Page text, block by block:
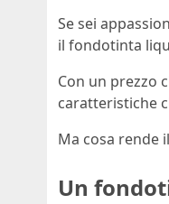
Se sei
il fondotinta
Con un prezzo
caratteristiche
Ma cosa rende
Un